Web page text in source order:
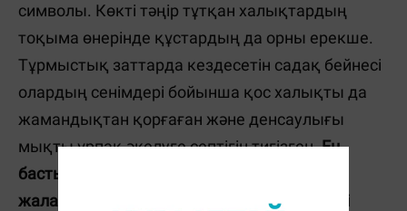
символы. Көкті тәңір тұтқан халықтардың
тоқыма өнерінде құстардың да орны ерекше.
Тұрмыстық заттарда кездесетін садақ бейнесі
олардың сенімдері бойынша қос халықты да
жамандықтан қорғаған және денсаулығы
мықты ұрпақ әкелуге септігін тигізген.Ең
бастысы, бұл халықтардың тайпалық
жалауларында қасиетті Көк Бөрінің кескіні